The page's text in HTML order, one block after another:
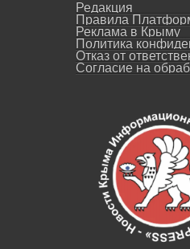
Редакция
Правила
Реклама в Крыму
Политика
Отказ от
Согласие на